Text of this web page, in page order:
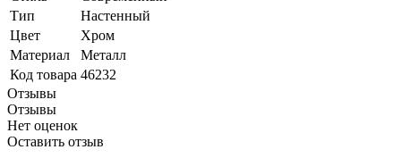
Тип
Настенный
Цвет
Хром
Материал
Металл
Код товара 46232
Отзывы
Отзывы
Нет оценок
Оставить отзыв